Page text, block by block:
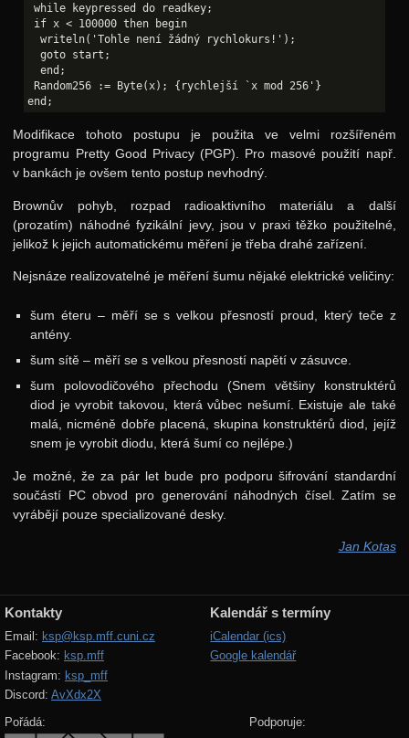
while keypressed do readkey;
if x < 100000 then begin
  writeln('Tohle není žádný rychlokurs!');
  goto start;
  end;
Random256 := Byte(x); {rychlejší `x mod 256'}
Modifikace tohoto postupu je použita ve velmi rozšířeném
programu Pretty Good Privacy (PGP). Pro masové použití např.
v bankách je ovšem tento postup nevhodný.
Brownův pohyb, rozpad radioaktivního materiálu a další
(prozatím) náhodné fyzikální jevy, jsou v praxi těžko použitelné,
jelikož k jejich automatickému měření je třeba drahé zařízení.
Nejsnáze realizovatelné je měření šumu nějaké elektrické veličiny:
šum éteru – měří se s velkou přesností proud, který teče z
antény.
šum sítě – měří se s velkou přesností napětí v zásuvce.
šum polovodičového přechodu (Snem většiny konstruktérů
diod je vyrobit takovou, která vůbec nešumí. Existuje ale také
malá, nicméně dobře placená, skupina konstruktérů diod, jejíž
snem je vyrobit diodu, která šumí co nejlépe.)
Je možné, že za pár let bude pro podporu šifrování standardní
součástí PC obvod pro generování náhodných čísel. Zatím se
vyrábějí pouze specializované desky.
Jan Kotas
Kontakty
Email: ksp@ksp.mff.cuni.cz
Facebook: ksp.mff
Instagram: ksp_mff
Discord: AvXdx2X
Kalendář s termíny
iCalendar (ics)
Google kalendář
Pořádá: Podporuje: